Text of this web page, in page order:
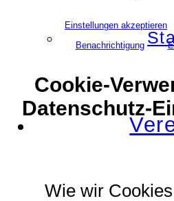
Einstellungen akzeptieren
Benachrichtigung
Cookie-
Datenschutz-
Wie wir